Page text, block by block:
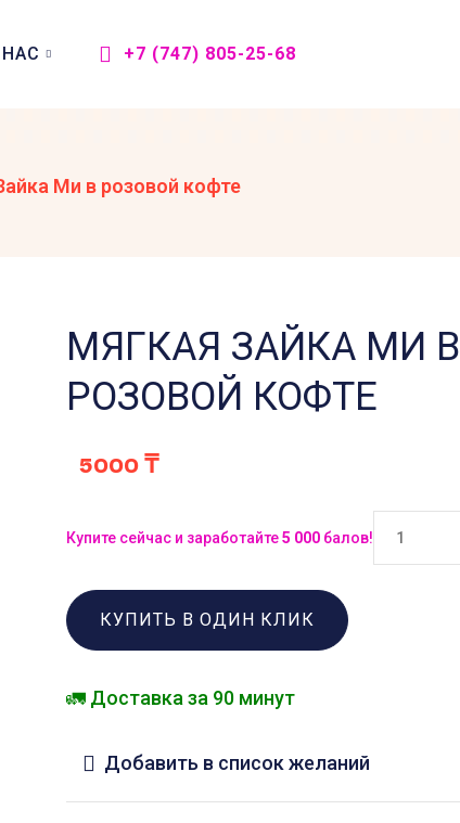
+7 (747) 805-25-68
Ми в розовой кофте
МЯГКАЯ ЗАЙКА МИ В
РОЗОВОЙ КОФТЕ
5000₸
Купите сейчас и заработайте5 000 балов!
КУПИТЬ В ОДИН КЛИК
🚛 Доставка за 90 минут
Добавить в список желаний